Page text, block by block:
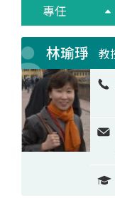
專任
林瑜琤 教